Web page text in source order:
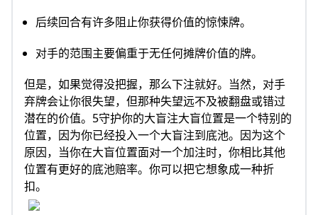
后续回合有许多阻止你获得价值的惊悚牌。
对手的范围主要偏重于无任何摊牌价值的牌。
但是，如果觉得没把握，那么下注就好。当然，对手
弃牌会让你很失望，但那种失望远不及被翻盘或错过
潜在的价值。5守护你的大盲注大盲位置是一个特别的
位置，因为你已经投入一个大盲注到底池。因为这个
原因，当你在大盲位置面对一个加注时，你相比其他
位置有更好的底池赔率。你可以把它想象成一种折
扣。